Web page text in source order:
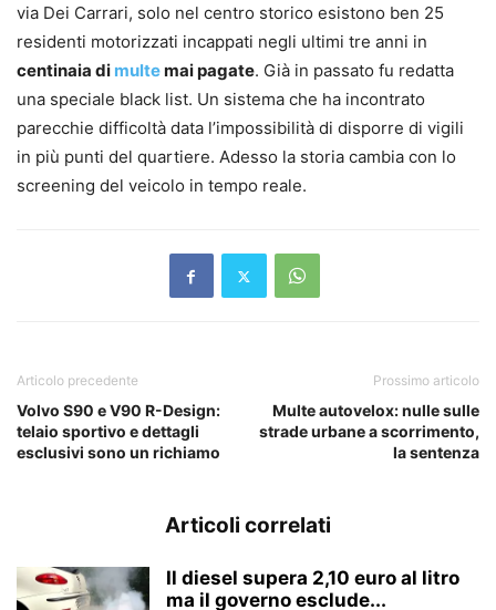
via Dei Carrari, solo nel centro storico esistono ben 25
residenti motorizzati incappati negli ultimi tre anni in
centinaia di multemai pagate. Già in passato fu redatta
una speciale black list. Un sistema che ha incontrato
parecchie difficoltà data l’impossibilità di disporre di vigili
in più punti del quartiere. Adesso la storia cambia con lo
screening del veicolo in tempo reale.
Articolo precedente
Volvo S90 e V90 R-Design:
telaio sportivo e dettagli
esclusivi sono un richiamo
Prossimo articolo
Multe autovelox: nulle sulle
strade urbane a scorrimento,
la sentenza
Articoli correlati
Il diesel supera 2,10 euro al litro
ma il governo esclude...